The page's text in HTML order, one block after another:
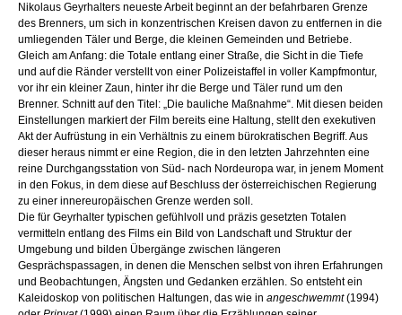
Nikolaus Geyrhalters neueste Arbeit beginnt an der befahrbaren Grenze
des Brenners, um sich in konzentrischen Kreisen davon zu entfernen in die
umliegenden Täler und Berge, die kleinen Gemeinden und Betriebe.
Gleich am Anfang: die Totale entlang einer Straße, die Sicht in die Tiefe
und auf die Ränder verstellt von einer Polizeistaffel in voller Kampfmontur,
vor ihr ein kleiner Zaun, hinter ihr die Berge und Täler rund um den
Brenner. Schnitt auf den Titel: „Die bauliche Maßnahme“. Mit diesen beiden
Einstellungen markiert der Film bereits eine Haltung, stellt den exekutiven
Akt der Aufrüstung in ein Verhältnis zu einem bürokratischen Begriff. Aus
dieser heraus nimmt er eine Region, die in den letzten Jahrzehnten eine
reine Durchgangsstation von Süd- nach Nordeuropa war, in jenem Moment
in den Fokus, in dem diese auf Beschluss der österreichischen Regierung
zu einer innereuropäischen Grenze werden soll.
Die für Geyrhalter typischen gefühlvoll und präzis gesetzten Totalen
vermitteln entlang des Films ein Bild von Landschaft und Struktur der
Umgebung und bilden Übergänge zwischen längeren
Gesprächspassagen, in denen die Menschen selbst von ihren Erfahrungen
und Beobachtungen, Ängsten und Gedanken erzählen. So entsteht ein
Kaleidoskop von politischen Haltungen, das wie in angeschwemmt(1994)